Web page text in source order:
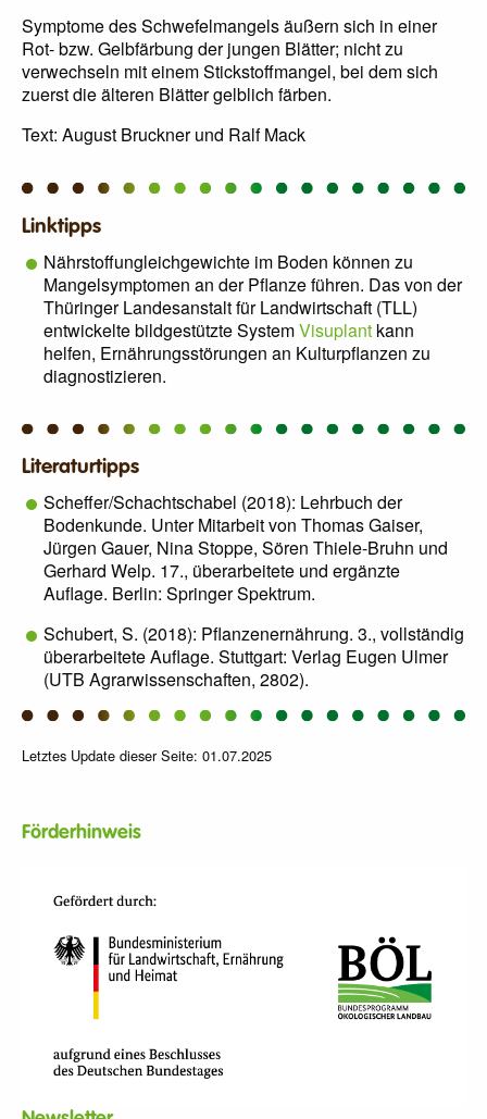
Symptome des Schwefelmangels äußern sich in einer
Rot- bzw. Gelbfärbung der jungen Blätter; nicht zu
verwechseln mit einem Stickstoffmangel, bei dem sich
zuerst die älteren Blätter gelblich färben.
Text: August Bruckner und Ralf Mack
Linktipps
Nährstoffungleichgewichte im Boden können zu
Mangelsymptomen an der Pflanze führen. Das von der
Thüringer Landesanstalt für Landwirtschaft (TLL)
entwickelte bildgestützte SystemVisuplant kann
helfen, Ernährungsstörungen an Kulturpflanzen zu
diagnostizieren.
Literaturtipps
Scheffer/Schachtschabel (2018): Lehrbuch der
Bodenkunde. Unter Mitarbeit von Thomas Gaiser,
Jürgen Gauer, Nina Stoppe, Sören Thiele-Bruhn und
Gerhard Welp. 17., überarbeitete und ergänzte
Auflage. Berlin: Springer Spektrum.
Schubert, S. (2018): Pflanzenernährung. 3., vollständig
überarbeitete Auflage. Stuttgart: Verlag Eugen Ulmer
(UTB Agrarwissenschaften, 2802).
Letztes Update dieser Seite: 01.07.2025
Förderhinweis